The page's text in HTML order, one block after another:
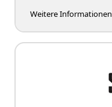
Weitere Informationen